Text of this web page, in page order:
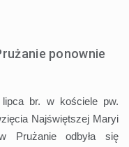
ponownie
br. w kościele pw.
Najświętszej Maryi
Prużanie odbyła się